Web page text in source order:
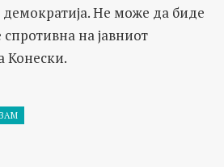
Не може да биде
на јавниот
Конески.